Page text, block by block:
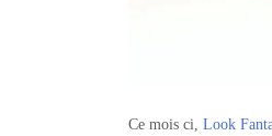
Ce mois ci, Look